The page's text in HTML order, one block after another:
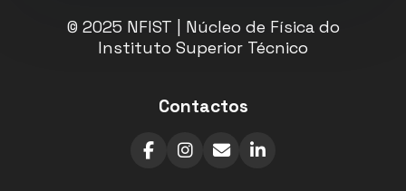
© 2025 NFIST | Núcleo de Física do
Instituto Superior Técnico
Contactos